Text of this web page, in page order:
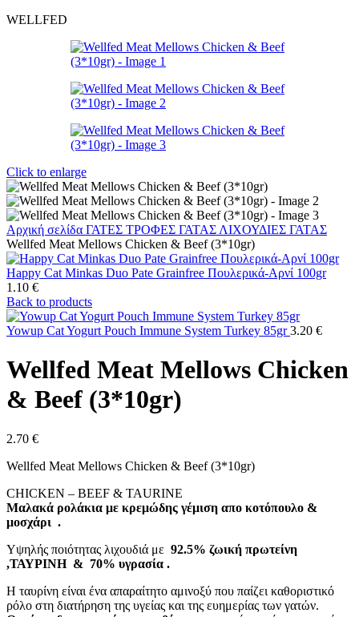
WELLFED
Click to enlarge
Αρχική σελίδα ΓΑΤΕΣ ΤΡΟΦΕΣ ΓΑΤΑΣ ΛΙΧΟΥΔΙΕΣ ΓΑΤΑΣ
Wellfed Meat Mellows Chicken & Beef (3*10gr)
Happy Cat Minkas Duo Pate Grainfree Πουλερικά-Αρνί 100gr
1.10 €
Back to products
Yowup Cat Yogurt Pouch Immune System Turkey 85gr3.20 €
Wellfed Meat Mellows Chicken
& Beef (3*10gr)
2.70 €
Wellfed Meat Mellows Chicken & Beef (3*10gr)
CHICKEN – BEEF & TAURINE
Μαλακά ρολάκια με κρεμώδης γέμιση απο κοτόπουλο &
μοσχάρι .
Υψηλής ποιότητας λιχουδιά με 92.5% ζωική πρωτείνη
,ΤΑΥΡΙΝΗ & 70% υγρασία .
Η ταυρίνη είναι ένα απαραίτητο αμινοξύ που παίζει καθοριστικό
ρόλο στη διατήρηση της υγείας και της ευημερίας των γατών.